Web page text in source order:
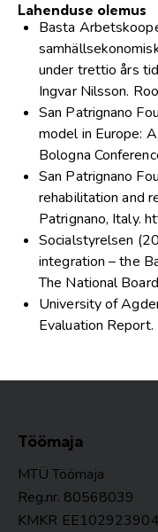
Lahenduse olemus
Basta
under trettio års
Ingvar Nilsson.
San Patrignano
model in Europe:
Bologna
San Patrignano
rehabilitation and
Patrignano, Italy.
Socialstyrelsen
integration – the
The National
University of
Evaluation Report.
Töömaja
MTÜ Töömaja
Reg.nr. 80568039
KMKR EE102923904